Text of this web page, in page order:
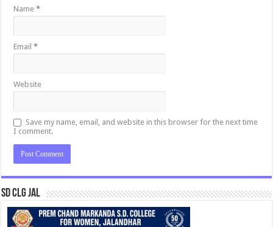
Name*
Email*
Website
Save my name, email, and website in this browser for the next time
I comment.
SD CLG JAL